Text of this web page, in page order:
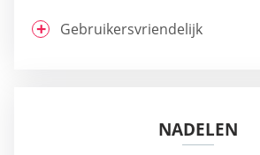
Gebruikersvriendelijk
NADELEN